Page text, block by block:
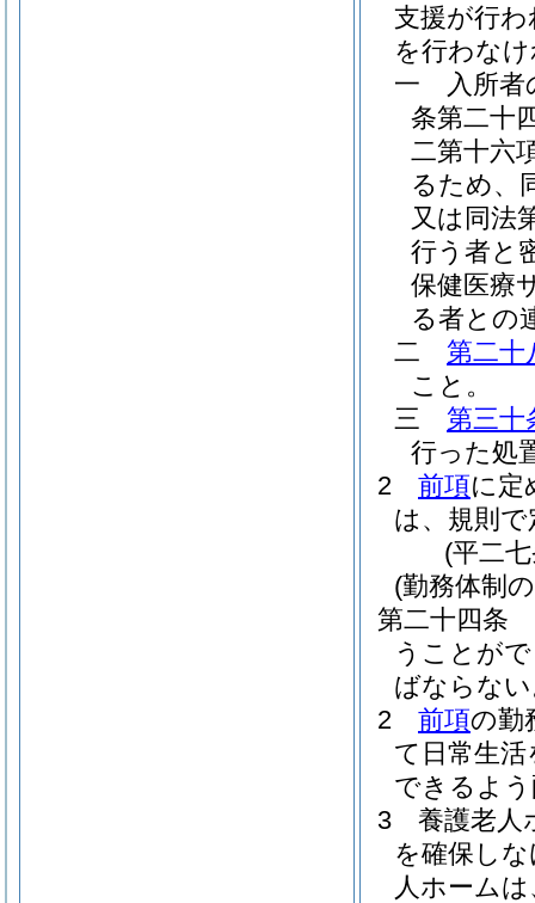
支援が行
を行わな
一
入所
条第二十
二第十六
るため、
又は同法
行う者と
保健医療
る者との
二
第二十
こと。
三
第三十
行った処
2
前項に定
は、規則
(平二
(勤務体制
第二十四条
うことが
ばならな
2
前項の勤
て日常生
できるよ
3
養護老人
を確保し
人ホーム